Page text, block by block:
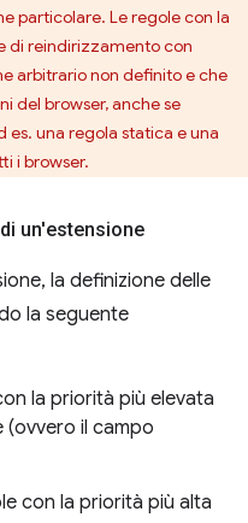
particolare. Le regole con la
di reindirizzamento con
arbitrario non definito e che
del browser, anche se
es. una regola statica e una
i browser.
un'estensione
la definizione delle
la seguente
la priorità più elevata
il campo
con la priorità più alta